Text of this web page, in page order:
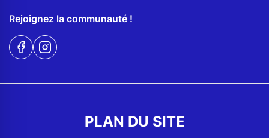
Rejoignez la communauté !
PLAN DU SITE